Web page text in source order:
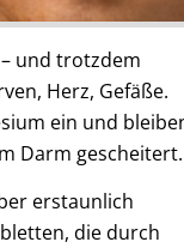
und trotzdem
Herz, Gefäße.
ein und
Darm gescheitert.
erstaunlich
die durch